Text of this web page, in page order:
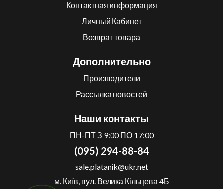
Контактная информация
Личный Кабинет
Возврат товара
Дополнительно
Производители
Рассылка новостей
Наши контакты
ПН-ПТ З 9:00 ПО 17:00
(095) 294-88-84
sale.platanik@ukr.net
м. Київ, вул. Велика Кільцева 4Б